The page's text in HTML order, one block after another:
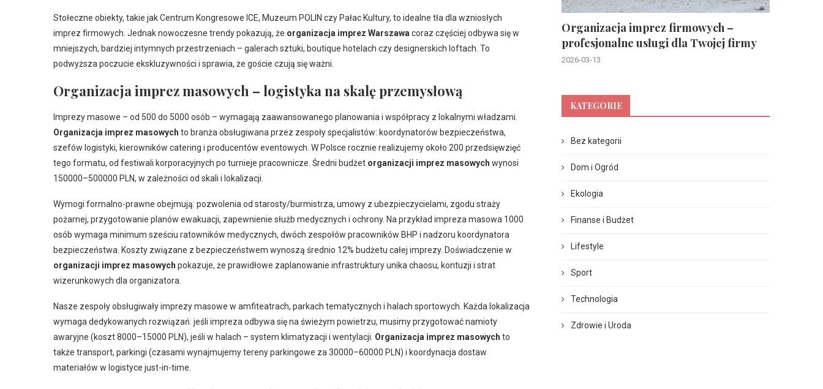
Stołeczne obiekty, takie jak Centrum Kongresowe ICE, Muzeum POLIN czy Pałac Kultury, to idealne tła dla wzniosłych
imprez firmowych. Jednak nowoczesne trendy pokazują, że organizacja imprez Warszawa coraz częściej odbywa się w
mniejszych, bardziej intymnych przestrzeniach – galerach sztuki, boutique hotelach czy designerskich loftach. To
podwyższa poczucie ekskluzywności i sprawia, że goście czują się ważni.
Organizacja imprez masowych – logistyka na skalę przemysłową
Imprezy masowe – od 500 do 5000 osób – wymagają zaawansowanego planowania i współpracy z lokalnymi władzami.
Organizacja imprez masowych to branża obsługiwana przez zespoły specjalistów: koordynatorów bezpieczeństwa,
szefów logistyki, kierowników catering i producentów eventowych. W Polsce rocznie realizujemy około 200 przedsięwzięć
tego formatu, od festiwali korporacyjnych po turnieje pracownicze. Średni budżet organizacji imprez masowych wynosi
150000–500000 PLN, w zależności od skali i lokalizacji.
Wymogi formalno-prawne obejmują: pozwolenia od starosty/burmistrza, umowy z ubezpieczycielami, zgodu straży
pożarnej, przygotowanie planów ewakuacji, zapewnienie służb medycznych i ochrony. Na przykład impreza masowa 1000
osób wymaga minimum sześciu ratowników medycznych, dwóch zespołów pracowników BHP i nadzoru koordynatora
bezpieczeństwa. Koszty związane z bezpieczeństwem wynoszą średnio 12% budżetu całej imprezy. Doświadczenie w
organizacji imprez masowych pokazuje, że prawidłowe zaplanowanie infrastruktury unika chaosu, kontuzji i strat
wizerunkowych dla organizatora.
Nasze zespoły obsługiwały imprezy masowe w amfiteatrach, parkach tematycznych i halach sportowych. Każda lokalizacja
wymaga dedykowanych rozwiązań: jeśli impreza odbywa się na świeżym powietrzu, musimy przygotować namioty
awaryjne (koszt 8000–15000 PLN), jeśli w halach – system klimatyzacji i wentylacji. Organizacja imprez masowych to
także transport, parkingi (czasami wynajmujemy tereny parkingowe za 30000–60000 PLN) i koordynacja dostaw
materiałów w logistyce just-in-time.
Organizacja imprez firmowych –
profesjonalne usługi dla Twojej firmy
2026-03-13
KATEGORIE
Bez kategorii
Dom i Ogród
Ekologia
Finanse i Budżet
Lifestyle
Sport
Technologia
Zdrowie i Uroda